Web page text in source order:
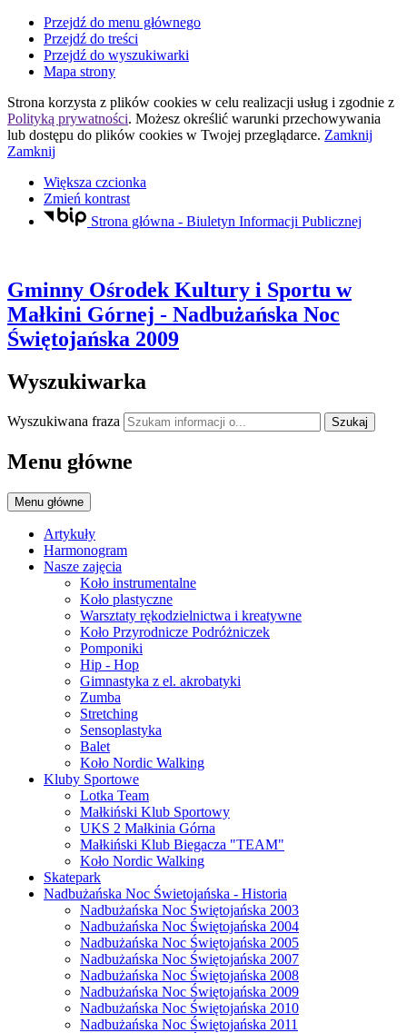
Przejdź do menu głównego
Przejdź do treści
Przejdź do wyszukiwarki
Mapa strony
Strona korzysta z plików cookies w celu realizacji usług i zgodnie z
Polityką prywatności. Możesz określić warunki przechowywania
lub dostępu do plików cookies w Twojej przeglądarce. Zamknij
Zamknij
Większa czcionka
Zmień kontrast
Strona główna - Biuletyn Informacji Publicznej
Gminny Ośrodek Kultury i Sportu w
Małkini Górnej - Nadbużańska Noc
Świętojańska 2009
Wyszukiwarka
Wyszukiwana fraza Szukaj
Menu główne
Menu główne
Artykuły
Harmonogram
Nasze zajęcia
Koło instrumentalne
Koło plastyczne
Warsztaty rękodzielnictwa i kreatywne
Koło Przyrodnicze Podróżniczek
Pomponiki
Hip - Hop
Gimnastyka z el. akrobatyki
Zumba
Stretching
Sensoplastyka
Balet
Koło Nordic Walking
Kluby Sportowe
Lotka Team
Małkiński Klub Sportowy
UKS 2 Małkinia Górna
Małkiński Klub Biegacza "TEAM"
Koło Nordic Walking
Skatepark
Nadbużańska Noc Świetojańska - Historia
Nadbużańska Noc Świętojańska 2003
Nadbużańska Noc Świętojańska 2004
Nadbużańska Noc Świętojańska 2005
Nadbużańska Noc Świętojańska 2007
Nadbużańska Noc Świętojańska 2008
Nadbużańska Noc Świętojańska 2009
Nadbużańska Noc Świętojańska 2010
Nadbużańska Noc Świętojańska 2011